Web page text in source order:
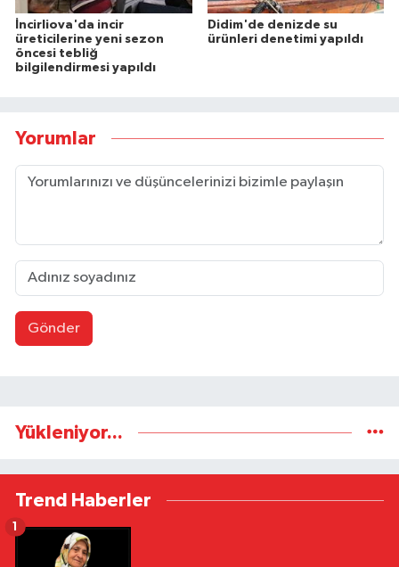
İncirliova'da incir
üreticilerine yeni sezon
öncesi tebliğ
bilgilendirmesi yapıldı
Didim'de denizde su
ürünleri denetimi yapıldı
Yorumlar
Gönder
Yükleniyor...
Trend Haberler
1